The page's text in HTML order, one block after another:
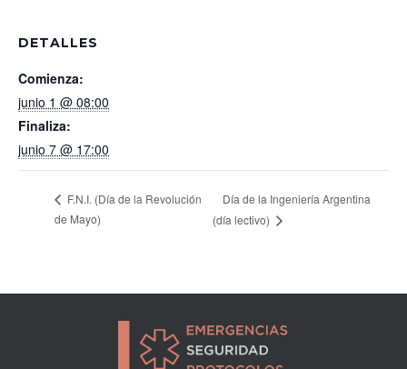
DETALLES
Comienza:
junio 1 @ 08:00
Finaliza:
junio 7 @ 17:00
F.N.I. (Día de la Revolución
de Mayo)
Día de la Ingeniería Argentina
(día lectivo)